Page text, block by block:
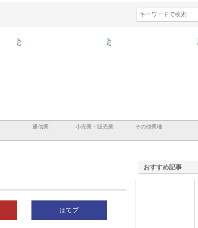
通信業 小売業・販売業 その他業種
はてブ
おすすめ記事